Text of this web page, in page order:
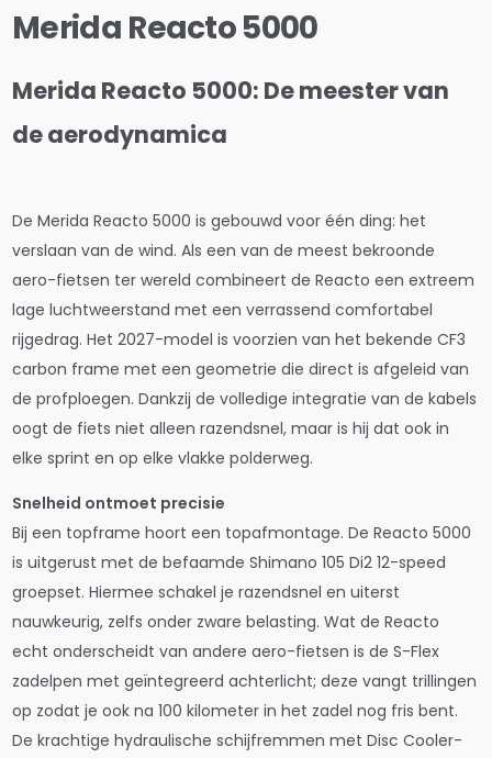
Merida Reacto 5000
Merida Reacto 5000: De meester van
de aerodynamica
De Merida Reacto 5000 is gebouwd voor één ding: het
verslaan van de wind. Als een van de meest bekroonde
aero-fietsen ter wereld combineert de Reacto een extreem
lage luchtweerstand met een verrassend comfortabel
rijgedrag. Het 2027-model is voorzien van het bekende CF3
carbon frame met een geometrie die direct is afgeleid van
de profploegen. Dankzij de volledige integratie van de kabels
oogt de fiets niet alleen razendsnel, maar is hij dat ook in
elke sprint en op elke vlakke polderweg.
Snelheid ontmoet precisie
Bij een topframe hoort een topafmontage. De Reacto 5000
is uitgerust met de befaamde Shimano 105 Di2 12-speed
groepset. Hiermee schakel je razendsnel en uiterst
nauwkeurig, zelfs onder zware belasting. Wat de Reacto
echt onderscheidt van andere aero-fietsen is de S-Flex
zadelpen met geïntegreerd achterlicht; deze vangt trillingen
op zodat je ook na 100 kilometer in het zadel nog fris bent.
De krachtige hydraulische schijfremmen met Disc Cooler-